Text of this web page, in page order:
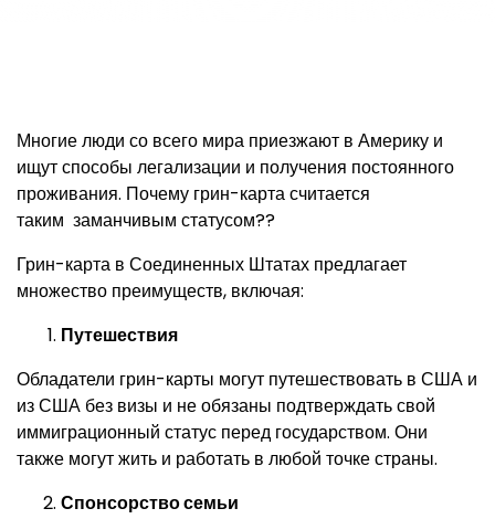
Многие люди со всего мира приезжают в Америку и
ищут способы легализации и получения постоянного
проживания. Почему грин-карта считается
таким заманчивым статусом??
Грин-карта в Соединенных Штатах предлагает
множество преимуществ, включая:
Путешествия
Обладатели грин-карты могут путешествовать в США и
из США без визы и не обязаны подтверждать свой
иммиграционный статус перед государством. Они
также могут жить и работать в любой точке страны.
Спонсорство семьи